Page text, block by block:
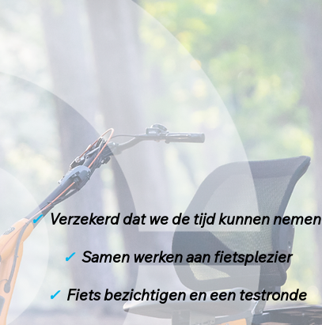
Maakeen afspraak
✓Verzekerd dat we de tijd kunnen nemen
✓ Samen werken aan fietsplezier
✓ Fiets bezichtigen en een testronde